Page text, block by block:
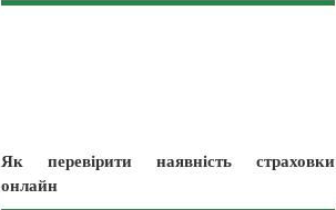
Як перевірити наявність страховки
онлайн